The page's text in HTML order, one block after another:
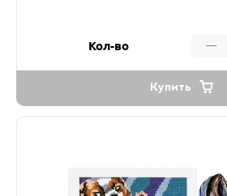
Кол-во
Купить